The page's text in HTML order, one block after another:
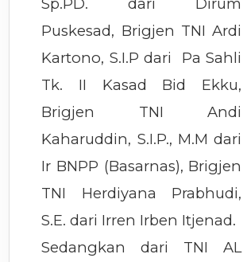
Sp.PD. dari Dirum
Puskesad, Brigjen TNI Ardi
Kartono, S.I.P dari Pa Sahli
Tk. II Kasad Bid Ekku,
Brigjen TNI Andi
Kaharuddin, S.I.P., M.M dari
Ir BNPP (Basarnas), Brigjen
TNI Herdiyana Prabhudi,
S.E. dari Irren Irben Itjenad.
Sedangkan dari TNI AL